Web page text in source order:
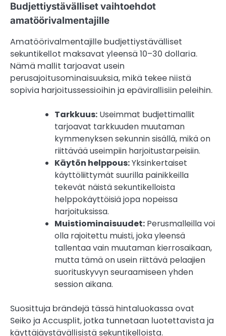
Budjettiystävälliset vaihtoehdot
amatöörivalmentajille
Amatöörivalmentajille budjettiystävälliset
sekuntikellot maksavat yleensä 10–30 dollaria.
Nämä mallit tarjoavat usein
perusajoitusominaisuuksia, mikä tekee niistä
sopivia harjoitussessioihin ja epävirallisiin peleihin.
Tarkkuus: Useimmat budjettimallit
tarjoavat tarkkuuden muutaman
kymmenyksen sekunnin sisällä, mikä on
riittävää useimpiin harjoitustarpeisiin.
Käytön helppous:Yksinkertaiset
käyttöliittymät suurilla painikkeilla
tekevät näistä sekuntikelloista
helppokäyttöisiä jopa nopeissa
harjoituksissa.
Muistiominaisuudet: Perusmalleilla voi
olla rajoitettu muisti, joka yleensä
tallentaa vain muutaman kierrosaikaan,
mutta tämä on usein riittävä pelaajien
suorituskyvyn seuraamiseen yhden
session aikana.
Suosittuja brändejä tässä hintaluokassa ovat
Seiko ja Accusplit, jotka tunnetaan luotettavista ja
käyttäjäystävällisistä sekuntikelloista.